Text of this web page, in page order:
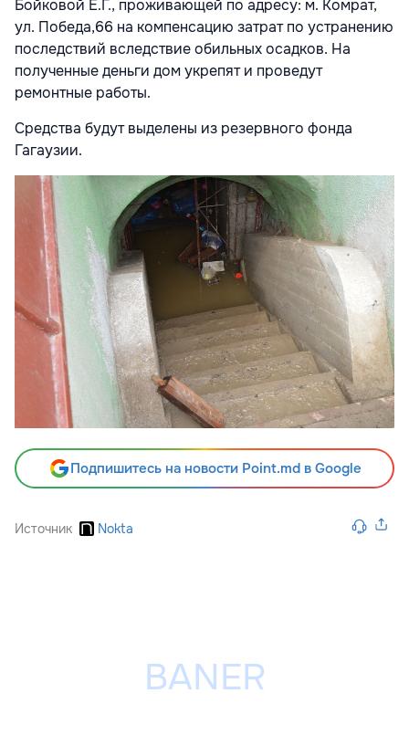
Бойковой Е.Г., проживающей по адресу: м. Комрат,
ул. Победа,66 на компенсацию затрат по устранению
последствий вследствие обильных осадков. На
полученные деньги дом укрепят и проведут
ремонтные работы.
Средства будут выделены из резервного фонда
Гагаузии.
Подпишитесь на новости Point.md в Google
Источник Nokta